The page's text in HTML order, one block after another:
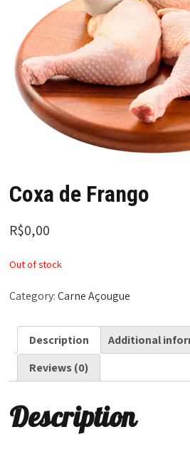
Coxa de Frango
R$0,00
Out of stock
Category:Carne Açougue
Description
Additional
Reviews (0)
Description